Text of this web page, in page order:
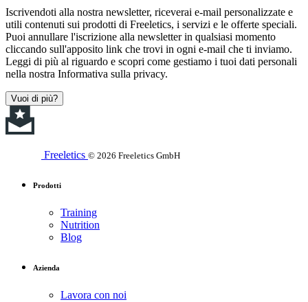
Iscrivendoti alla nostra newsletter, riceverai e-mail personalizzate e
utili contenuti sui prodotti di Freeletics, i servizi e le offerte speciali.
Puoi annullare l'iscrizione alla newsletter in qualsiasi momento
cliccando sull'apposito link che trovi in ogni e-mail che ti inviamo.
Leggi di più al riguardo e scopri come gestiamo i tuoi dati personali
nella nostra Informativa sulla privacy.
Vuoi di più?
Freeletics © 2026 Freeletics GmbH
Prodotti
Training
Nutrition
Blog
Azienda
Lavora con noi